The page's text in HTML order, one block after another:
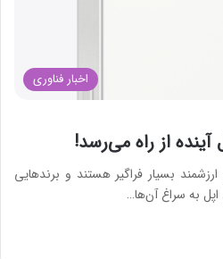
اخبار فناوری
بسیار فراگیر هستند و برندهایی
به سراغ آن‌ها…